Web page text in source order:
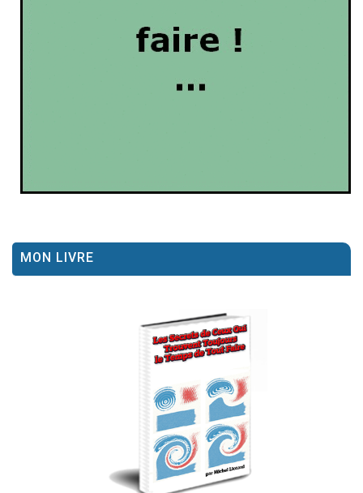
MON LIVRE